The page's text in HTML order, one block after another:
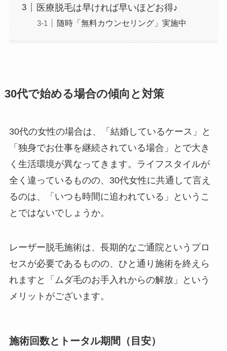
医療脱毛は早ければ早いほどお得♪
随時「無料カウンセリング」実施中
30代で始める場合の傾向と対策
30代の女性の場合は、「結婚しているケース」と
「独身でお仕事を継続されている場合」とで大き
く生活環境が異なってきます。ライフスタイルが
全く違っているものの、30代女性に共通して言え
るのは、「いつも時間に追われている」というこ
とではないでしょうか。
レーザー脱毛施術は、長期的なご通院というプロ
セスが必要であるものの、ひと通り施術を終えら
れますと「ムダ毛のお手入れからの解放」という
メリットがございます。
施術回数とトータル期間（目安）